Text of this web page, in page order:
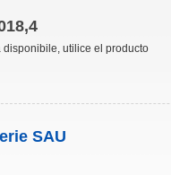
utilice el producto
SAU